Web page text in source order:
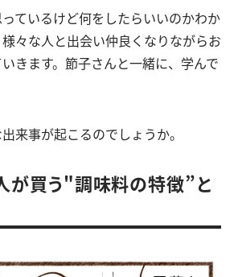
ているけど何をしたらいいのかわか
々な人と出会い仲良くなりながらお
きます。節子さんと一緒に、学んで
来事が起こるのでしょうか。
が買う"調味料の特徴”と